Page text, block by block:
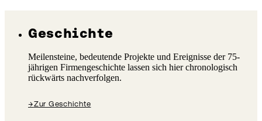
Geschichte
Meilensteine, bedeutende Projekte und Ereignisse der 75-
jährigen Firmengeschichte lassen sich hier chronologisch
rückwärts nachverfolgen.
→Zur Geschichte